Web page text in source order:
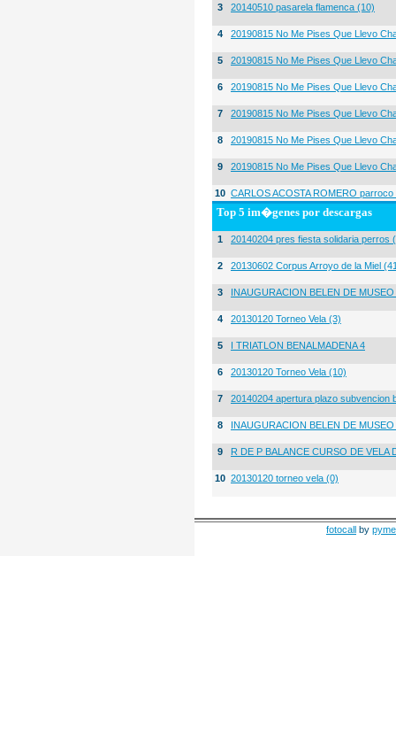
3 20140510 pasarela flamenca (10)
4 20190815 No Me Pises Que Llevo
5 20190815 No Me Pises Que Llevo
6 20190815 No Me Pises Que Llevo
7 20190815 No Me Pises Que Llevo
8 20190815 No Me Pises Que Llevo
9 20190815 No Me Pises Que Llevo
10 CARLOS ACOSTA ROMERO
Top 5 im�genes por descargas
1 20140204 pres fiesta solidaria perros
2 20130602 Corpus Arroyo de la Miel
3 INAUGURACION BELEN DE
4 20130120 Torneo Vela (3)
5 I TRIATLON BENALMADENA 4
6 20130120 Torneo Vela (10)
7 20140204 apertura plazo subvencion
8 INAUGURACION BELEN DE
9 R DE P BALANCE CURSO DE VELA
10 20130120 torneo vela (0)
fotocall by